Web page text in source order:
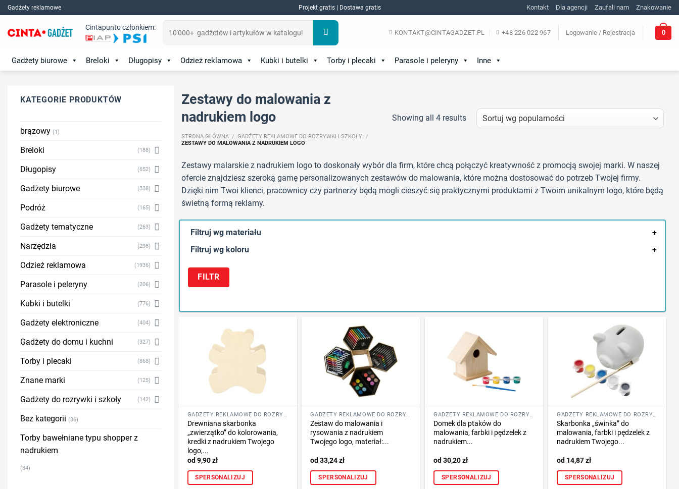
Skip
to
content
Gadżety reklamowe Projekt gratis | Dostawa gratis Kontakt Dla agencji Zaufali nam Znakowanie
Cintapunto członkiem:
KONTAKT@CINTAGADZET.PL +48 226 022 967 Logowanie / Rejestracja 0
Gadżety biurowe Breloki Długopisy Odzież reklamowa Kubki i butelki Torby i plecaki Parasole i peleryny Inne
KATEGORIE PRODUKTÓW
brązowy (1)
Breloki (188)
Długopisy (652)
Gadżety biurowe (338)
Podróż (165)
Gadżety tematyczne (263)
Narzędzia (298)
Odzież reklamowa (1936)
Parasole i peleryny (206)
Kubki i butelki (776)
Gadżety elektroniczne (404)
Gadżety do domu i kuchni (327)
Torby i plecaki (868)
Znane marki (125)
Gadżety do rozrywki i szkoły (142)
Bez kategorii (36)
Torby bawełniane typu shopper z
nadrukiem
(34)
Zestawy do malowania z
nadrukiem logo
STRONA GŁÓWNA / GADŻETY REKLAMOWE DO ROZRYWKI I SZKOŁY
/
ZESTAWY DO MALOWANIA Z NADRUKIEM LOGO
Showing all 4 results
Zestawy malarskie z nadrukiem logo to doskonały wybór dla firm, które chcą połączyć kreatywność z promocją swojej marki. W naszej
ofercie znajdziesz szeroką gamę personalizowanych zestawów do malowania, które można dostosować do potrzeb Twojej firmy.
Dzięki nim Twoi klienci, pracownicy czy partnerzy będą mogli cieszyć się praktycznymi produktami z Twoim unikalnym logo, które będą
świetną formą reklamy.
Filtruj wg materiału
+
Filtruj wg koloru
+
FILTR
GADŻETY REKLAMOWE DO ROZRYWKI I SZKOŁY
Drewniana skarbonka
„zwierzątko” do kolorowania,
kredki z nadrukiem Twojego
logo,...
9,90zł
SPERSONALIZUJ
GADŻETY REKLAMOWE DO ROZRYWKI I SZKOŁY
Zestaw do malowania i
rysowania z nadrukiem
Twojego logo, materiał:...
33,24zł
SPERSONALIZUJ
GADŻETY REKLAMOWE DO ROZRYWKI I SZKOŁY
Domek dla ptaków do
malowania, farbki i pędzelek z
nadrukiem...
30,20zł
SPERSONALIZUJ
GADŻETY REKLAMOWE DO ROZRYWKI I SZKOŁY
Skarbonka „świnka” do
malowania, farbki i pędzelek z
nadrukiem Twojego...
14,87zł
SPERSONALIZUJ